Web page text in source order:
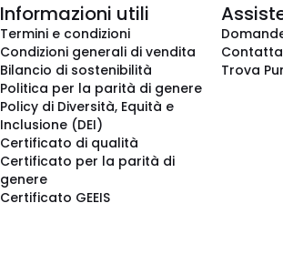
Informazioni utili
Termini e condizioni
Condizioni generali di vendita
Bilancio di sostenibilità
Politica per la parità di genere
Policy di Diversità, Equità e
Inclusione (DEI)
Certificato di qualità
Certificato per la parità di
genere
Certificato GEEIS
Trova